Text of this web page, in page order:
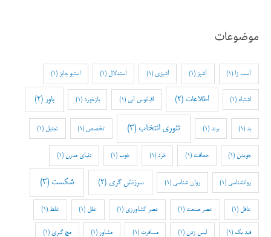
موضوعات
آسب زا (1) آشپز (1) آشپزی (1) استدلال (1) استیو جابز (1)
اشتباه (1) اطلاعات (2) اقیانوس آبی (1) بازخورد (1) باور (2)
بد(1) برند (1) تئوری انتخاب (3) تخصص (1) تمثیل (1)
جویدن (1) حماقت (1) خرد (1) خوب(1) دنیای مدرن (1)
روانشناسی (1) روان شناسی (1) سرزنش گری (2) شکست (3)
عاقل (1) عصر صنعت (1) عصر کشاورزی (1) عقل (1) غلط (1)
فید بک(1) لیس زدن (1) مسافرت (1) مشاور (1) مچ گیری (1)